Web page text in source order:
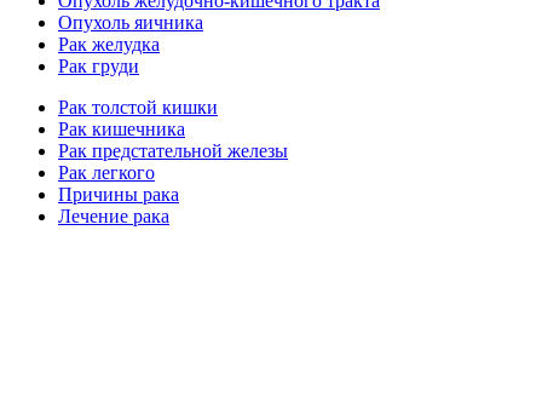
Опухоль яичника
Рак желудка
Рак груди
Рак толстой кишки
Рак кишечника
Рак предстательной железы
Рак легкого
Причины рака
Лечение рака